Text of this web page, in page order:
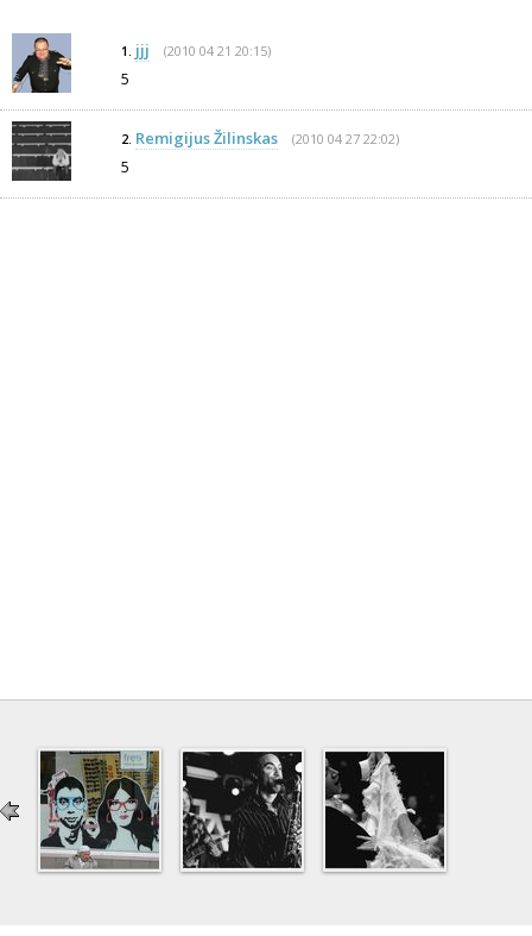
1. jjj (2010 04 21 20:15)
5
2. Remigijus Žilinskas (2010 04 27 22:02)
5